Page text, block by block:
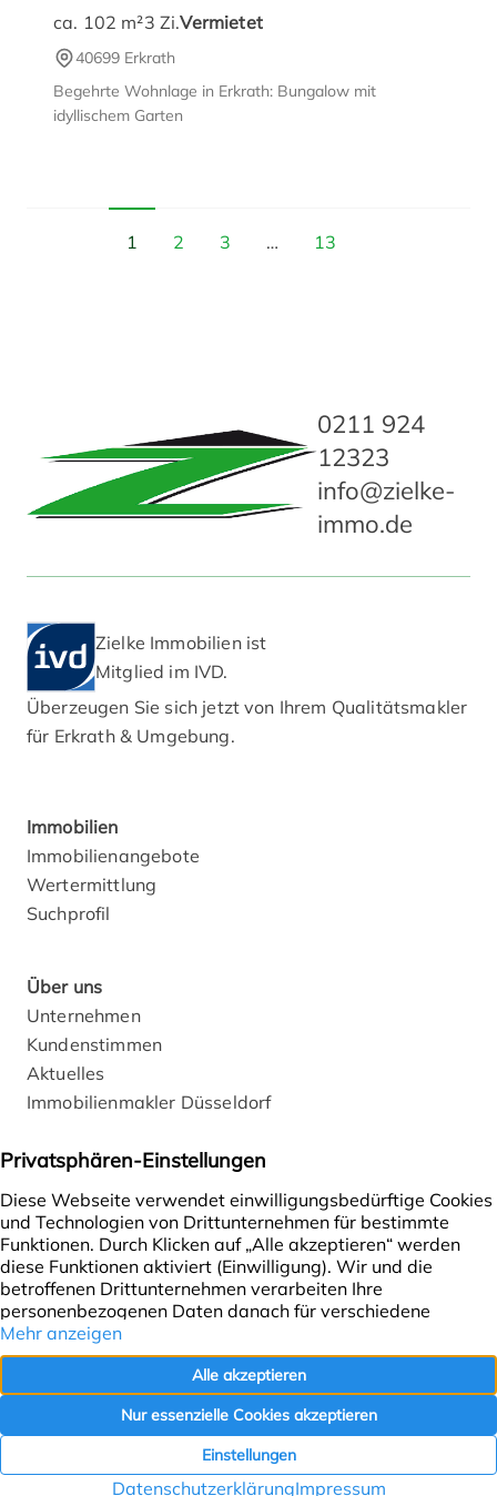
WhatsApp
Vermietet
ca. 102 m²3 Zi.
40699 Erkrath
Begehrte Wohnlage in Erkrath: Bungalow mit
idyllischem Garten
1 2 3 … 13
0211 924
12323
info@zielke-
immo.de
Zielke Immobilien ist
Mitglied im IVD.
Überzeugen Sie sich jetzt von Ihrem Qualitätsmakler
für Erkrath & Umgebung.
Immobilien
Immobilienangebote
Wertermittlung
Suchprofil
Über uns
Unternehmen
Kundenstimmen
Aktuelles
Immobilienmakler Düsseldorf
Rechtliches
Impressum
Datenschutz
Cookie-Einstellungen
Vertrag widerrufen
Folgen Sie uns!